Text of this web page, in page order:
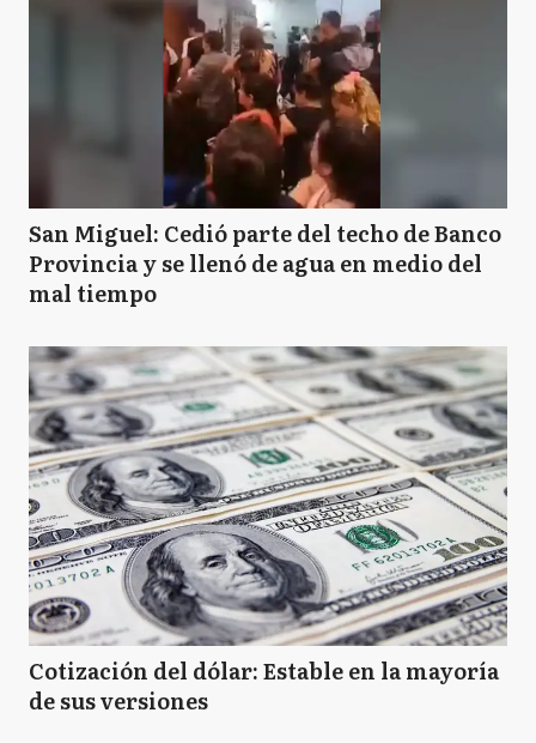
San Miguel: Cedió parte del techo de Banco
Provincia y se llenó de agua en medio del
mal tiempo
Cotización del dólar: Estable en la mayoría
de sus versiones